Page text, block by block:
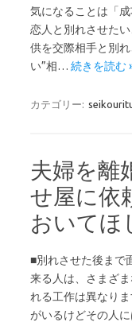
気になることは「
恋人と別れさせた
供を交際相手と別
い”相… 続きを読む
カテゴリー:
夫婦を離
せ屋に依
おいてほ
■別れさせた後まで
来る人は、さまざ
れる工作は異なり
がいるけどその人